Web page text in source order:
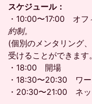
スケジュール：
・10:00〜17:00 オ
約制。
(個別のメンタリング
受けることができます
・18:00 開場
・18:30〜20:30 ワ
・20:30〜21:00 ネッ